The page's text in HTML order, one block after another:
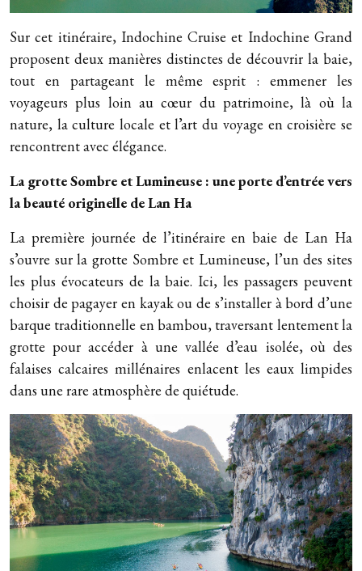
Sur cet itinéraire, Indochine Cruise et Indochine Grand
proposent deux manières distinctes de découvrir la baie,
tout en partageant le même esprit : emmener les
voyageurs plus loin au cœur du patrimoine, là où la
nature, la culture locale et l’art du voyage en croisière se
rencontrent avec élégance.
La grotte Sombre et Lumineuse : une porte d’entrée vers
la beauté originelle de Lan Ha
La première journée de l’itinéraire en baie de Lan Ha
s’ouvre sur la grotte Sombre et Lumineuse, l’un des sites
les plus évocateurs de la baie. Ici, les passagers peuvent
choisir de pagayer en kayak ou de s’installer à bord d’une
barque traditionnelle en bambou, traversant lentement la
grotte pour accéder à une vallée d’eau isolée, où des
falaises calcaires millénaires enlacent les eaux limpides
dans une rare atmosphère de quiétude.